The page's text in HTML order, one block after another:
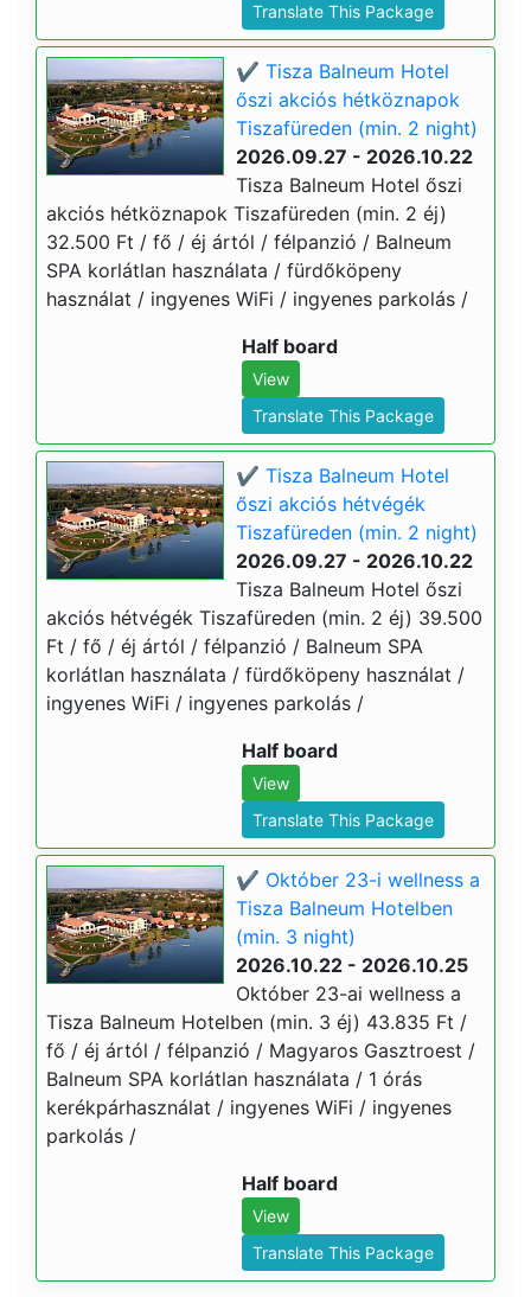
Translate This Package
✔️ Tisza Balneum Hotel
őszi akciós hétköznapok
Tiszafüreden (min. 2 night)
2026.09.27 - 2026.10.22
Tisza Balneum Hotel őszi
akciós hétköznapok Tiszafüreden (min. 2 éj)
32.500 Ft / fő / éj ártól / félpanzió / Balneum
SPA korlátlan használata / fürdőköpeny
használat / ingyenes WiFi / ingyenes parkolás /
Half board
View
Translate This Package
✔️ Tisza Balneum Hotel
őszi akciós hétvégék
Tiszafüreden (min. 2 night)
2026.09.27 - 2026.10.22
Tisza Balneum Hotel őszi
akciós hétvégék Tiszafüreden (min. 2 éj) 39.500
Ft / fő / éj ártól / félpanzió / Balneum SPA
korlátlan használata / fürdőköpeny használat /
ingyenes WiFi / ingyenes parkolás /
Half board
View
Translate This Package
✔️ Október 23-i wellness a
Tisza Balneum Hotelben
(min. 3 night)
2026.10.22 - 2026.10.25
Október 23-ai wellness a
Tisza Balneum Hotelben (min. 3 éj) 43.835 Ft /
fő / éj ártól / félpanzió / Magyaros Gasztroest /
Balneum SPA korlátlan használata / 1 órás
kerékpárhasználat / ingyenes WiFi / ingyenes
parkolás /
Half board
View
Translate This Package